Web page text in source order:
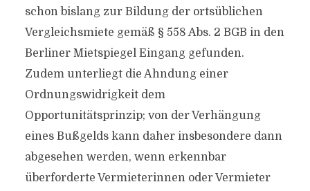
schon bislang zur Bildung der ortsüblichen
Vergleichsmiete gemäß § 558 Abs. 2 BGB in den
Berliner Mietspiegel Eingang gefunden.
Zudem unterliegt die Ahndung einer
Ordnungswidrigkeit dem
Opportunitätsprinzip; von der Verhängung
eines Bußgelds kann daher insbesondere dann
abgesehen werden, wenn erkennbar
überforderte Vermieterinnen oder Vermieter